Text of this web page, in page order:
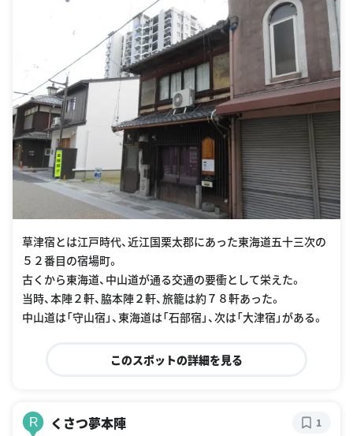
草津宿とは江戸時代、近江国栗太郡にあった東海道五十三次の
５２番目の宿場町。
古くから東海道、中山道が通る交通の要衝として栄えた。
当時、本陣２軒、脇本陣２軒、旅籠は約７８軒あった。
中山道は「守山宿」、東海道は「石部宿」、次は「大津宿」がある。
このスポットの詳細を見る
R くさつ夢本陣 1